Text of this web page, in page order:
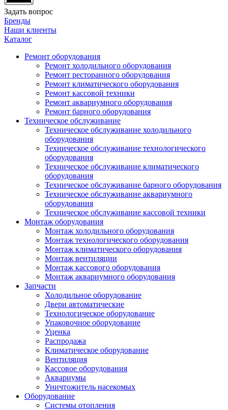
Задать вопрос
Бренды
Наши клиенты
Каталог
Ремонт оборудования
Ремонт холодильного оборудования
Ремонт ресторанного оборудования
Ремонт климатического оборудования
Ремонт кассовой техники
Ремонт аквариумного оборудования
Ремонт барного оборудования
Техническое обслуживание
Техническое обслуживание холодильного
оборудования
Техническое обслуживание технологического
оборудования
Техническое обслуживание климатического
оборудования
Техническое обслуживание барного оборудования
Техническое обслуживание аквариумного
оборудования
Техническое обслуживание кассовой техники
Монтаж оборудования
Монтаж холодильного оборудования
Монтаж технологического оборудования
Монтаж климатического оборудования
Монтаж вентиляции
Монтаж кассового оборудования
Монтаж аквариумного оборудования
Запчасти
Холодильное оборудование
Двери автоматические
Технологическое оборудование
Упаковочное оборудование
Уценка
Распродажа
Климатическое оборудование
Вентиляция
Кассовое оборудования
Аквариумы
Уничтожитель насекомых
Оборудование
Системы отопления